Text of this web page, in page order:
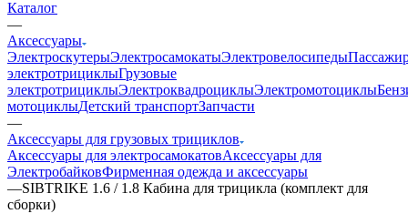
Каталог
—
Аксессуары
ЭлектроскутерыЭлектросамокатыЭлектровелосипеды
электротрициклыГрузовые
электротрициклыЭлектроквадроциклыЭлектромотоциклы
мотоциклыДетский транспортЗапчасти
—
Аксессуары для грузовых трициклов
Аксессуары для электросамокатовАксессуары для
ЭлектробайковФирменная одежда и аксессуары
—SIBTRIKE 1.6 / 1.8 Кабина для трицикла (комплект для
сборки)